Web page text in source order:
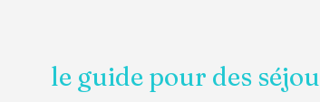
le guide pour des